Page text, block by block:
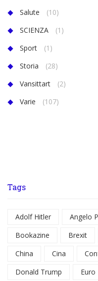
Salute
(10)
SCIENZA
(1)
Sport
(1)
Storia
(28)
Vansittart
(2)
Varie
(107)
Tags
Adolf Hitler Angelo
Bookazine
Brexit
China
Cina
Donald Trump
Euro